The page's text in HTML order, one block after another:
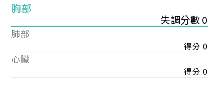
胸部
失調分數 0
肺部
得分 0
心臟
得分 0